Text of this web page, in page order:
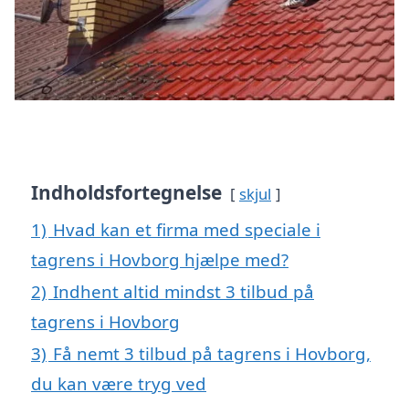
Indholdsfortegnelse skjul
1) Hvad kan et firma med speciale i
tagrens i Hovborg hjælpe med?
2) Indhent altid mindst 3 tilbud på
tagrens i Hovborg
3) Få nemt 3 tilbud på tagrens i Hovborg,
du kan være tryg ved